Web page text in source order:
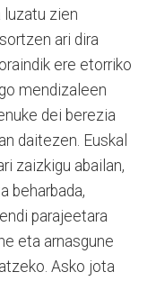
zien
ari dira
ere etorriko
mendizaleen
dei berezia
daitezen. Euskal
zaizkigu abailan,
beharbada,
parajeetara
eta arnasgune
Asko jota